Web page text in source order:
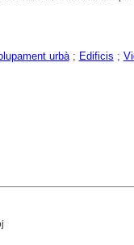
urbà; Edificis ;